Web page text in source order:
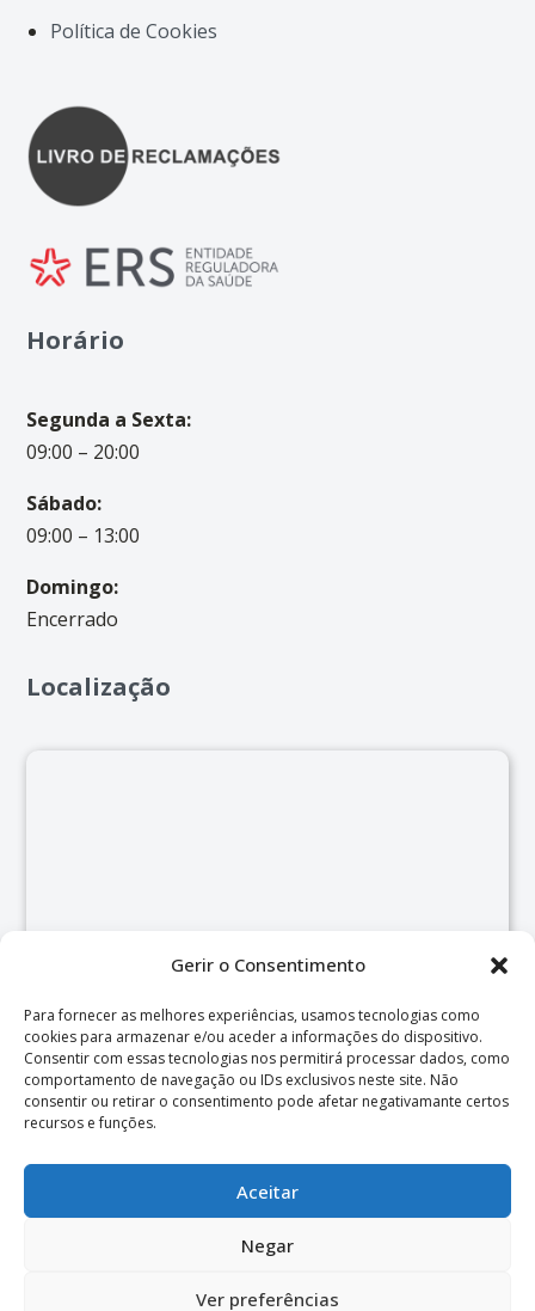
Gerir o Consentimento
Para fornecer as melhores experiências, usamos tecnologias como
cookies para armazenar e/ou aceder a informações do dispositivo.
Consentir com essas tecnologias nos permitirá processar dados, como
comportamento de navegação ou IDs exclusivos neste site. Não
consentir ou retirar o consentimento pode afetar negativamante certos
recursos e funções.
Aceitar
Negar
Ver preferências
Política de Cookies
Horário
Segunda a Sexta:
09:00 – 20:00
Sábado:
09:00 – 13:00
Domingo:
Encerrado
Localização